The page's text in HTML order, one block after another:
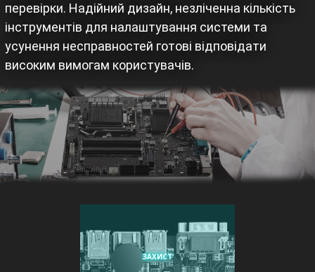
перевірки. Надійний дизайн, незліченна кількість
інструментів для налаштування системи та
усунення несправностей готові відповідати
високим вимогам користувачів.
ЗАХИСТ